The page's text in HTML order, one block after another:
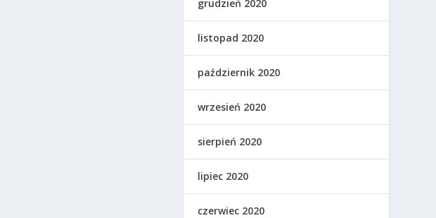
grudzień 2020
listopad 2020
październik 2020
wrzesień 2020
sierpień 2020
lipiec 2020
czerwiec 2020